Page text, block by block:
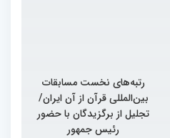
رتبه‌های نخست مسابقات
بین‌المللی قرآن از آن ایران/
تجلیل از برگزیدگان با حضور
رئیس جمهور